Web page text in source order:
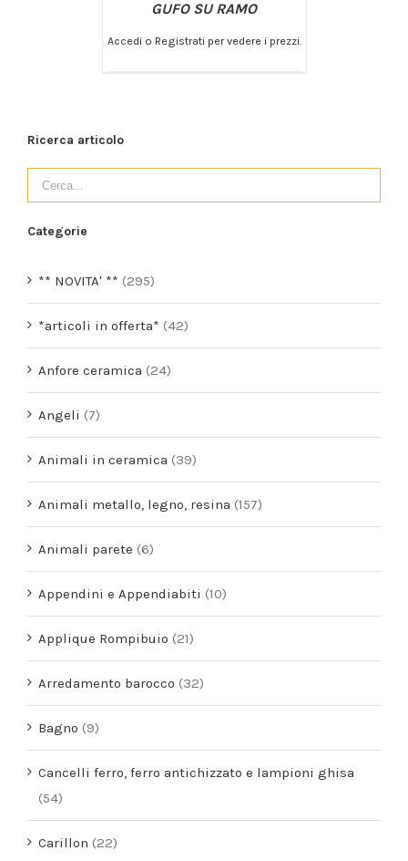
GUFO SU RAMO
Accedi o Registrati per vedere i prezzi.
Ricerca articolo
Categorie
** NOVITA' ** (295)
*articoli in offerta* (42)
Anfore ceramica (24)
Angeli (7)
Animali in ceramica (39)
Animali metallo, legno, resina (157)
Animali parete (6)
Appendini e Appendiabiti (10)
Applique Rompibuio (21)
Arredamento barocco (32)
Bagno (9)
Cancelli ferro, ferro antichizzato e lampioni ghisa
(54)
Carillon (22)